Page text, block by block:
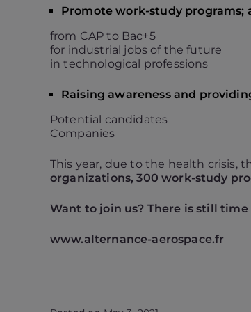
Promote work-study programs;
from CAP to Bac+5
for industrial jobs of the future
in technological professions
Raising awareness and
Potential candidates
Companies
This year, due to the health crisis,
organizations, 300 work-study
Want to join us? There is still
www.alternance-aerospace.fr